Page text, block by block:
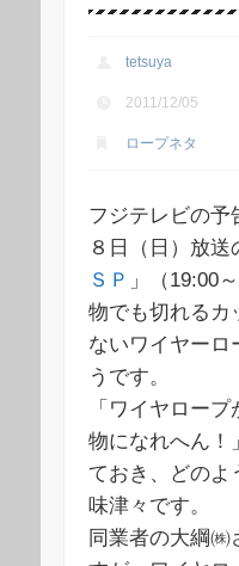
tetsuya
2011/12/05
ロープネタ
フジテレビの予
８日（日）放送
ＳＰ 」（19:00
物でも切れるカ
ないワイヤーロ
うです。
「ワイヤロー
物になれへん！
ておき、どのよ
味津々です。
同業者の大綱㈱